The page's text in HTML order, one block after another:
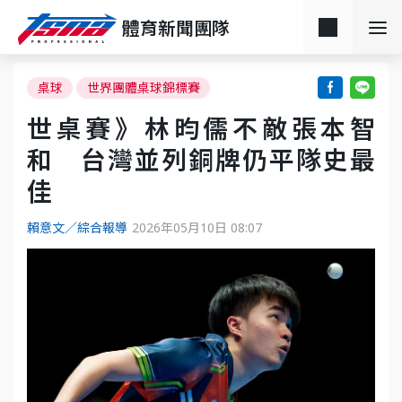
體育新聞團隊
桌球 世界團體桌球錦標賽
世桌賽》林昀儒不敵張本智
和 台灣並列銅牌仍平隊史最
佳
賴意文／綜合報導 2026年05月10日 08:07